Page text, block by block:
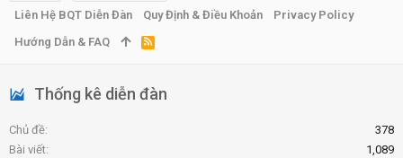
Thống kê diễn đàn
Chủ đề
378
Bài viết
1,089
Liên Hệ BQT Diễn Đàn
Quy Định & Điều Khoản
Privacy Policy
Hướng Dẫn & FAQ
R
S